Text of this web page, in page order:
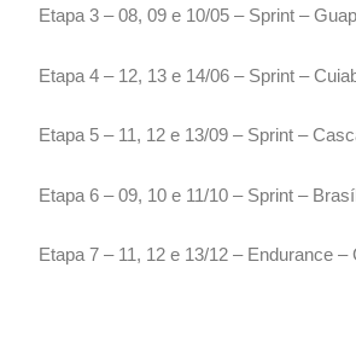
Etapa 3 – 08, 09 e 10/05 – Sprint –
Etapa 4 – 12, 13 e 14/06 – Sprint –
Etapa 5 – 11, 12 e 13/09 – Sprint –
Etapa 6 – 09, 10 e 11/10 – Sprint –
Etapa 7 – 11, 12 e 13/12 – Endurance –